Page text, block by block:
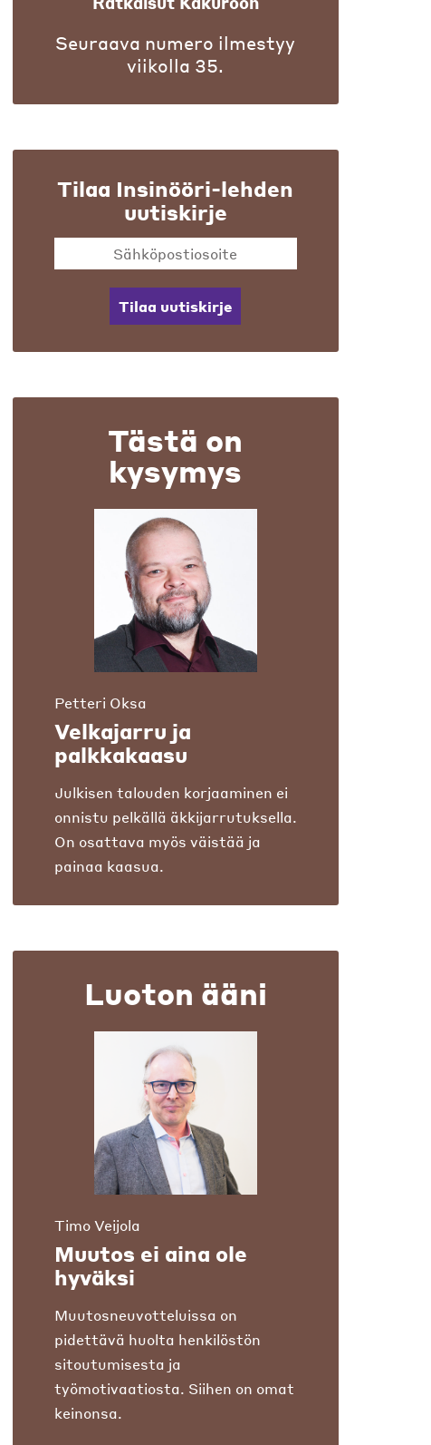
Seuraava numero ilmestyy
viikolla 35.
Tilaa Insinööri-lehden
uutiskirje
Tilaa uutiskirje
Tästä on
kysymys
Petteri Oksa
Velkajarru ja
palkkakaasu
Julkisen talouden korjaaminen ei
onnistu pelkällä äkkijarrutuksella.
On osattava myös väistää ja
painaa kaasua.
Luoton ääni
Timo Veijola
Muutos ei aina ole
hyväksi
Muutosneuvotteluissa on
pidettävä huolta henkilöstön
sitoutumisesta ja
työmotivaatiosta. Siihen on omat
keinonsa.